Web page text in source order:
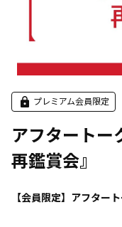
プレミアム会員限定
アフタートー
再鑑賞会』
【会員限定】アフター